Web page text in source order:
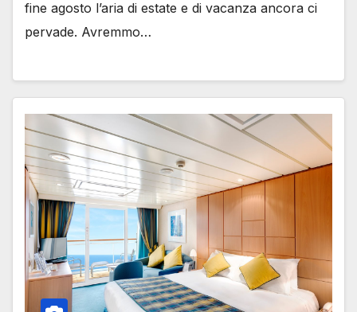
fine agosto l’aria di estate e di vacanza ancora ci
pervade. Avremmo…